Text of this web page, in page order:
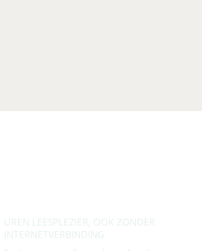
UREN LEESPLEZIER, OOK ZONDER
INTERNETVERBINDING